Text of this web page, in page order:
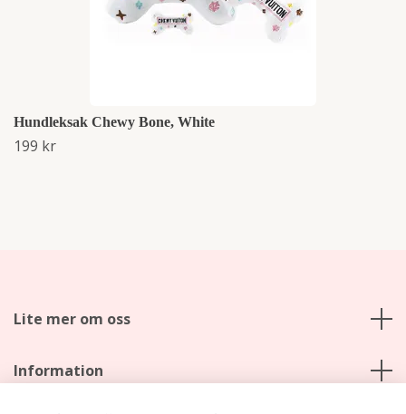
Hundleksak Chewy Bone, White
199 kr
Lite mer om oss
Information